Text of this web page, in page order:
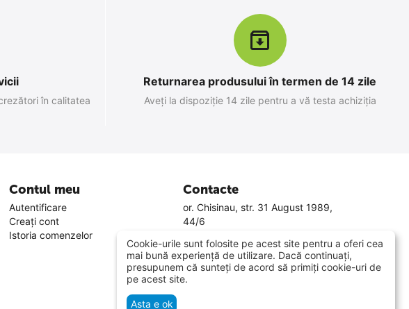
în calitatea
Returnarea produsului în termen de 14 zile
Aveți la dispoziție 14 zile pentru a vă testa achiziția
Contul meu
Autentificare
Creați cont
Istoria comenzelor
Contacte
or. Chisinau, str. 31 August 1989,
44/6
022 800 808
Luni-Vineri 9.00 - 18.00
Sâmbăta 10.00 - 14.00
Cookie-urile sunt folosite pe acest site pentru a oferi cea
mai bună experiență de utilizare. Dacă continuați,
presupunem că sunteți de acord să primiți cookie-uri de
pe acest site.
Asta e ok